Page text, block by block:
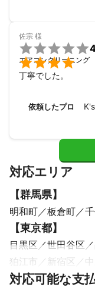
佐宗 様


エアコンクリーニング
丁寧でした。
依頼したプロ
対応エリア
【群馬県】
明和町 板倉町
【東京都】
目黒区 世田谷区
狛江市
新宿区
調布市
江東区
対応可能な支